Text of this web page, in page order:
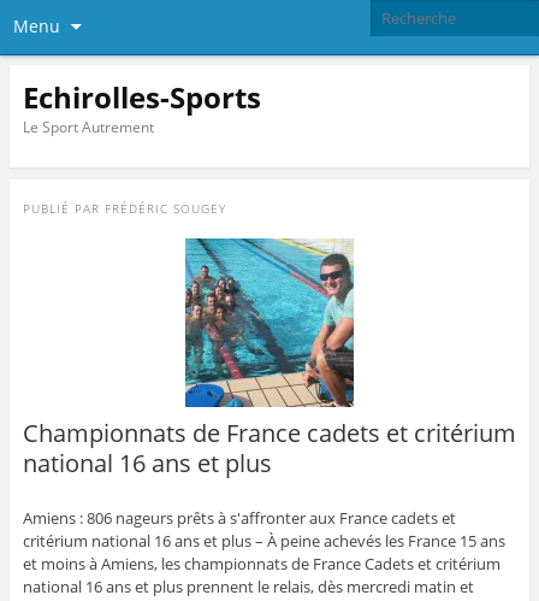
Menu
Echirolles-Sports
Le Sport Autrement
PUBLIÉ PAR FRÉDÉRIC SOUGEY
Championnats de France cadets et critérium
national 16 ans et plus
Amiens : 806 nageurs prêts à s'affronter aux France cadets et
critérium national 16 ans et plus – À peine achevés les France 15 ans
et moins à Amiens, les championnats de France Cadets et critérium
national 16 ans et plus prennent le relais, dès mercredi matin et